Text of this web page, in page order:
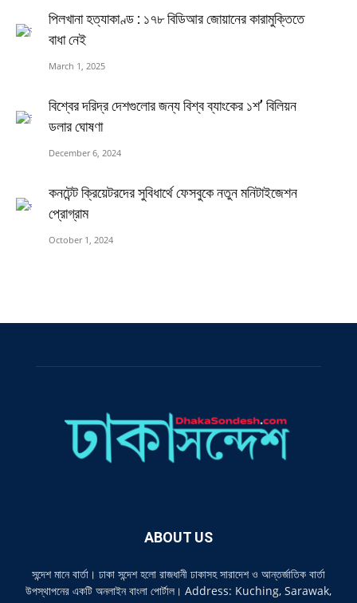
পিলখানা হত্যাকাণ্ড : ১৭৮ বিডিআর জোয়ানের কারামুক্তিতে
বাধা নেই
March 1, 2025
বিশ্বের দরিদ্র দেশগুলোর জন্য বিশ্ব ব্যাংকের ১শ’ বিলিয়ন
ডলার ঘোষণা
December 6, 2024
কনটেন্ট ক্রিয়েটরদের সুবিধার্থে ফেসবুকে নতুন মনিটাইজেশন
প্রোগ্রাম
October 1, 2024
ABOUT US
সন্দেশ মানে বার্তা। ঢাকা সন্দেশ হলো রাজধানী ঢাকাসহ সারাদেশ ও আন্তর্জাতিক বার্তা
উপস্থাপনের একটি অনলাইন বাংলা পোর্টাল। Address: Kuching, Sarawak,